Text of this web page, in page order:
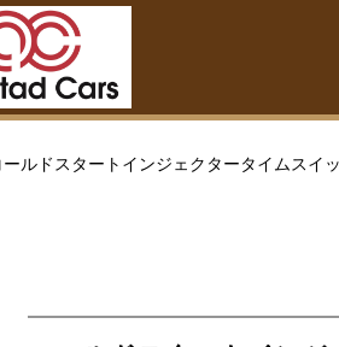
ールドスタートインジェクタータイムス